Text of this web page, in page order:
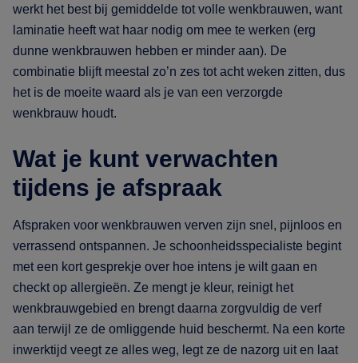
werkt het best bij gemiddelde tot volle wenkbrauwen, want
laminatie heeft wat haar nodig om mee te werken (erg
dunne wenkbrauwen hebben er minder aan). De
combinatie blijft meestal zo’n zes tot acht weken zitten, dus
het is de moeite waard als je van een verzorgde
wenkbrauw houdt.
Wat je kunt verwachten
tijdens je afspraak
Afspraken voor wenkbrauwen verven zijn snel, pijnloos en
verrassend ontspannen. Je schoonheidsspecialiste begint
met een kort gesprekje over hoe intens je wilt gaan en
checkt op allergieën. Ze mengt je kleur, reinigt het
wenkbrauwgebied en brengt daarna zorgvuldig de verf
aan terwijl ze de omliggende huid beschermt. Na een korte
inwerktijd veegt ze alles weg, legt ze de nazorg uit en laat